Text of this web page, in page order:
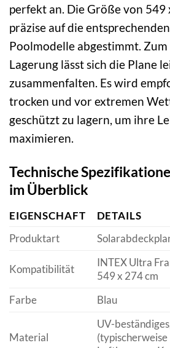
perfekt an. Die Größe von 549
präzise auf die
Poolmodelle abgestimmt.
Lagerung lässt sich die Plane
zusammenfalten. Es wird
trocken und vor extremen
geschützt zu lagern, um ihre
maximieren.
Technische
im Überblick
EIGENSCHAFT
DETAILS
Produktart
Kompatibilität
INTEX Ultra
549 x 274 cm
Farbe
Blau
Material
UV-